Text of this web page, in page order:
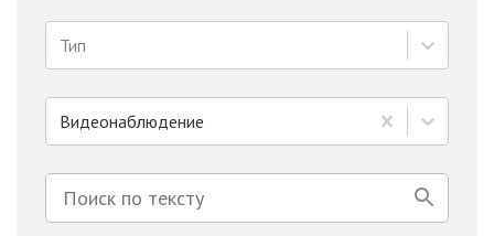
Тип
Видеонаблюдение